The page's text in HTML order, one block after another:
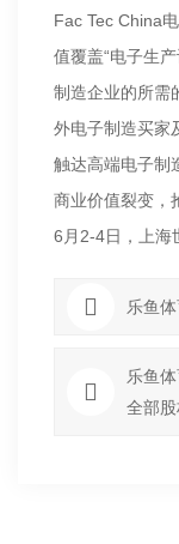
Fac Tec China
值覆盖“电子生
制造企业的所需
外电子制造买家
触达高端电子制
商业价值裂变，
6月2-4日，上海
乐鱼
乐鱼
全部股